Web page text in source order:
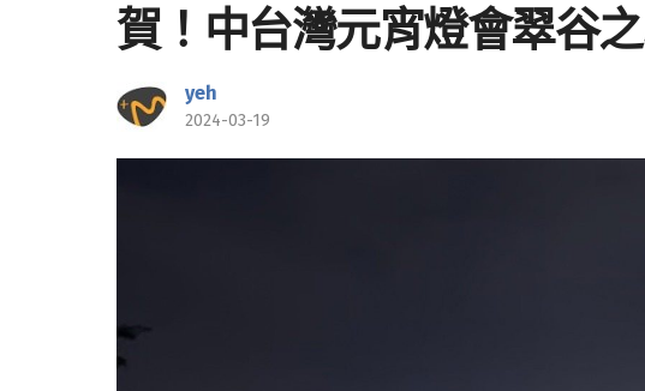
賀！中台灣元宵燈會翠谷
yeh
2024-03-19